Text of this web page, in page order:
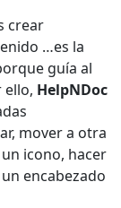
crear
…es la
guía al
ello, HelpNDoc
mover a otra
icono, hacer
encabezado